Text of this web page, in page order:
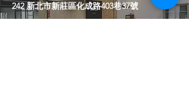
242 新北市新莊區化成路403巷37號